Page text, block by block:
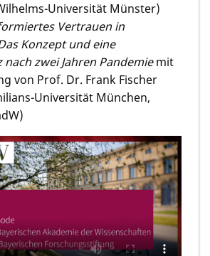
Universität Münster)
Vertrauen in
Konzept und eine
zwei Jahren Pandemiemit
von Prof. Dr. Frank Fischer
Universität München,